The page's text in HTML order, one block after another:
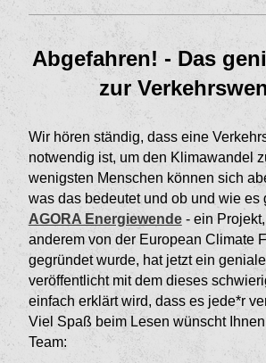
Abgefahren! - Das
zur
Wir hören ständig, dass eine
notwendig ist, um den Klimawandel
wenigsten Menschen können sich
was das bedeutet und ob und wie es
AGORA Energiewende- ein
anderem von der European Climate
gegründet wurde, hat jetzt ein
veröffentlicht mit dem dieses
einfach erklärt wird, dass es jede*r
Viel Spaß beim Lesen wünscht
Team: